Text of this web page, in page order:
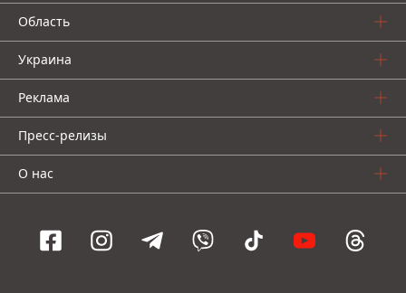
Область
Украина
Реклама
Пресс-релизы
О нас